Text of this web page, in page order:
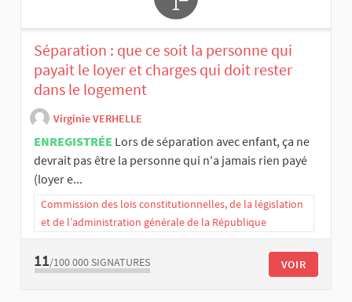
Séparation : que ce soit la personne qui
payait le loyer et charges qui doit rester
dans le logement
Virginie VERHELLE
ENREGISTRÉE Lors de séparation avec enfant, ça ne
devrait pas être la personne qui n'a jamais rien payé
(loyer e...
Commission des lois constitutionnelles, de la législation
et de l’administration générale de la République
11/100 000 SIGNATURES VOIR